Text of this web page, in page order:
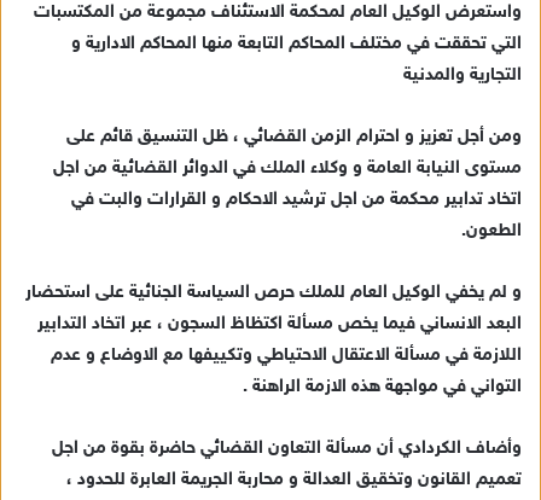
واستعرض الوكيل العام لمحكمة الاستئناف مجموعة من المكتسبات
التي تحققت في مختلف المحاكم التابعة منها المحاكم الادارية و
التجارية والمدنية
ومن أجل تعزيز و احترام الزمن القضائي ، ظل التنسيق قائم على
مستوى النيابة العامة و وكلاء الملك في الدوائر القضائية من اجل
اتخاد تدابير محكمة من اجل ترشيد الاحكام و القرارات والبت في
الطعون.
و لم يخفي الوكيل العام للملك حرص السياسة الجنائية على استحضار
البعد الانساني فيما يخص مسألة اكتظاظ السجون ، عبر اتخاد التدابير
اللازمة في مسألة الاعتقال الاحتياطي وتكييفها مع الاوضاع و عدم
التواني في مواجهة هذه الازمة الراهنة .
وأضاف الكردادي أن مسألة التعاون القضائي حاضرة بقوة من اجل
تعميم القانون وتخقيق العدالة و محاربة الجريمة العابرة للحدود ،